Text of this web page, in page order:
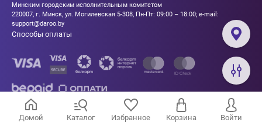
Минским городским исполнительным комитетом
220007, г. Минск, ул. Могилевская 5-308, Пн-Пт: 09:00 – 18:00; e-mail:
support@daroo.by
Способы оплаты
Домой Каталог Избранное Корзина Войти